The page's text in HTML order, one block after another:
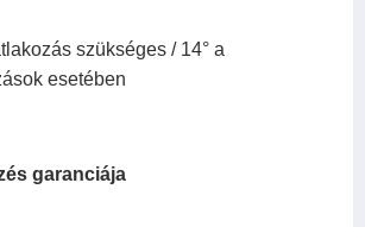
szükséges / 14° a
esetében
garanciája